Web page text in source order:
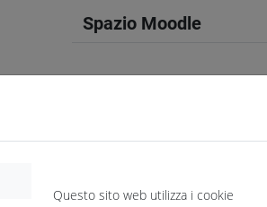
Spazio Moodle
Docenti e corsi di laurea
Questo sito web utilizza i cookie